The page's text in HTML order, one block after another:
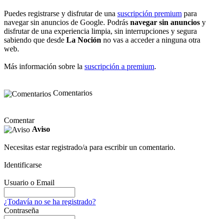
Puedes registrarse y disfrutar de una suscripción premium para
navegar sin anuncios de Google. Podrás navegar sin anuncios y
disfrutar de una experiencia limpia, sin interrupciones y segura
sabiendo que desde La Noción no vas a acceder a ninguna otra
web.
Más información sobre la suscripción a premium.
Comentarios
Comentar
Aviso
Necesitas estar registrado/a para escribir un comentario.
Identificarse
Usuario o Email
¿Todavía no se ha registrado?
Contraseña